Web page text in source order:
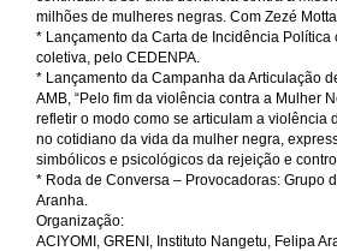
milhões de mulheres negras. Com Zezé
* Lançamento da Carta de Incidência Política
coletiva, pelo CEDENPA.
* Lançamento da Campanha da Articulação
AMB, “Pelo fim da violência contra a Mulher
refletir o modo como se articulam a violência
no cotidiano da vida da mulher negra,
simbólicos e psicológicos da rejeição e
* Roda de Conversa – Provocadoras: Grupo
Aranha.
Organização:
ACIYOMI, GRENI, Instituto Nangetu, Felipa